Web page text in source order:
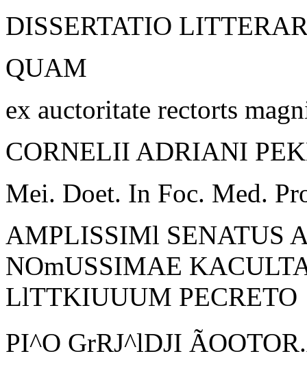
DISSERTATIO
QUAM
ex auctoritate rectorts
CORNELII ADRIANI
Mei. Doet. In Foc. Med.
AMPLISSIMl SENATUS
NOmUSSIMAE
LlTTKIUUUM PECRETO
PI^O GrRJ^lDJI